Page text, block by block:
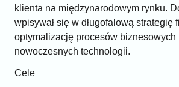
klienta na międzynarodowym rynku.
wpisywał się w długofalową strategię
optymalizację procesów biznesowych
nowoczesnych technologii.
Cele